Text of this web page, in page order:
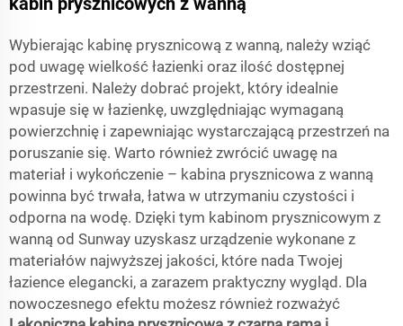
Wybierając kabinę prysznicową z wanną, należy wziąć
pod uwagę wielkość łazienki oraz ilość dostępnej
przestrzeni. Należy dobrać projekt, który idealnie
wpasuje się w łazienkę, uwzględniając wymaganą
powierzchnię i zapewniając wystarczającą przestrzeń na
poruszanie się. Warto również zwrócić uwagę na
materiał i wykończenie – kabina prysznicowa z wanną
powinna być trwała, łatwa w utrzymaniu czystości i
odporna na wodę. Dzięki tym kabinom prysznicowym z
wanną od Sunway uzyskasz urządzenie wykonane z
materiałów najwyższej jakości, które nada Twojej
łazience elegancki, a zarazem praktyczny wygląd. Dla
nowoczesnego efektu możesz również rozważyć